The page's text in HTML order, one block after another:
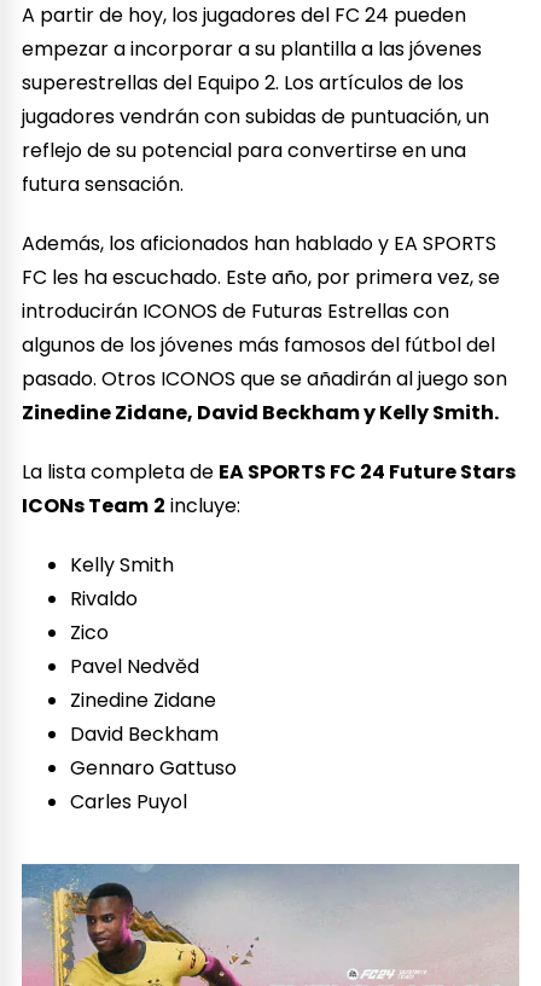
A partir de hoy, los jugadores del FC 24 pueden
empezar a incorporar a su plantilla a las jóvenes
superestrellas del Equipo 2. Los artículos de los
jugadores vendrán con subidas de puntuación, un
reflejo de su potencial para convertirse en una
futura sensación.
Además, los aficionados han hablado y EA SPORTS
FC les ha escuchado. Este año, por primera vez, se
introducirán ICONOS de Futuras Estrellas con
algunos de los jóvenes más famosos del fútbol del
pasado. Otros ICONOS que se añadirán al juego son
Zinedine Zidane, David Beckham y Kelly Smith.
La lista completa de EA SPORTS FC 24 Future Stars
ICONs Team 2 incluye:
Kelly Smith
Rivaldo
Zico
Pavel Nedvěd
Zinedine Zidane
David Beckham
Gennaro Gattuso
Carles Puyol